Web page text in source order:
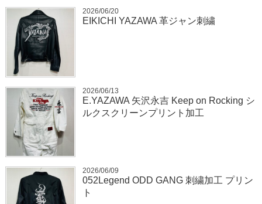
2026/06/20
EIKICHI YAZAWA 革ジャン刺繍
2026/06/13
E.YAZAWA 矢沢永吉 Keep on Rocking シ
ルクスクリーンプリント加工
2026/06/09
052Legend ODD GANG 刺繍加工 プリン
ト